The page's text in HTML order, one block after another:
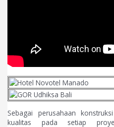
Sebagai perusahaan
kualitas pada setiap